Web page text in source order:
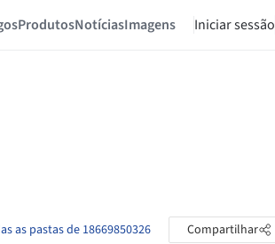
ProdutosNotíciasImagens Iniciar sessão
as pastas de 18669850326 Compartilhar